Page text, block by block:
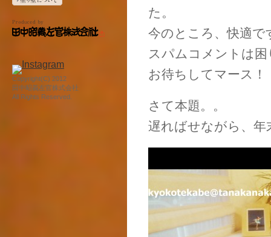
Copyright(C) 2012
田中昭義左官株式会社
All Rights Reserved.
た。
今のところ、快適で
スパムコメントは
お待ちしてマース！
さて本題。。
遅ればせながら、